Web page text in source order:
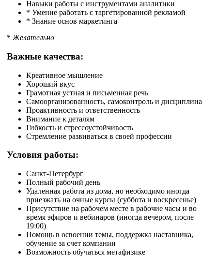
Навыки работы с инструментами аналитики
* Умение работать с таргетированной рекламой
* Знание основ маркетинга
* Желательно
Важные качества:
Креативное мышление
Хороший вкус
Грамотная устная и письменная речь
Самоорганизованность, самоконтроль и дисциплина
Проактивность и ответственность
Внимание к деталям
Гибкость и стрессоустойчивость
Стремление развиваться в своей профессии
Условия работы:
Санкт-Петербург
Полный рабочий день
Удаленная работа из дома, но необходимо иногда
приезжать на очные курсы (суббота и воскресенье)
Присутствие на рабочем месте в рабочие часы и во
время эфиров и вебинаров (иногда вечером, после
19:00)
Помощь в освоении темы, поддержка наставника,
обучение за счет компании
Возможность обучаться метафизике